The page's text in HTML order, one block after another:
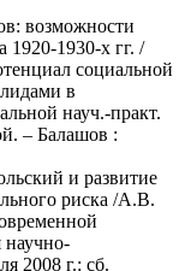
возможности
1920-1930-х гг. /
социальной
в
науч.-практ.
– Балашов :
и развитие
риска /А.В.
2008 г.: сб.